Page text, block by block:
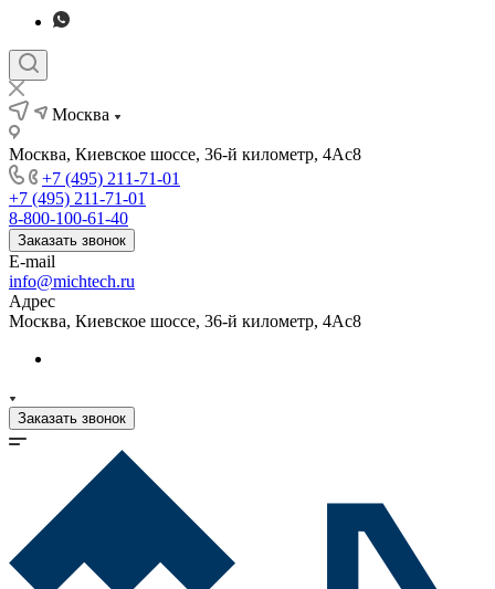
Москва
Москва, Киевское шоссе, 36-й километр, 4Ас8
+7 (495) 211-71-01
+7 (495) 211-71-01
8-800-100-61-40
Заказать звонок
E-mail
info@michtech.ru
Адрес
Москва, Киевское шоссе, 36-й километр, 4Ас8
Заказать звонок